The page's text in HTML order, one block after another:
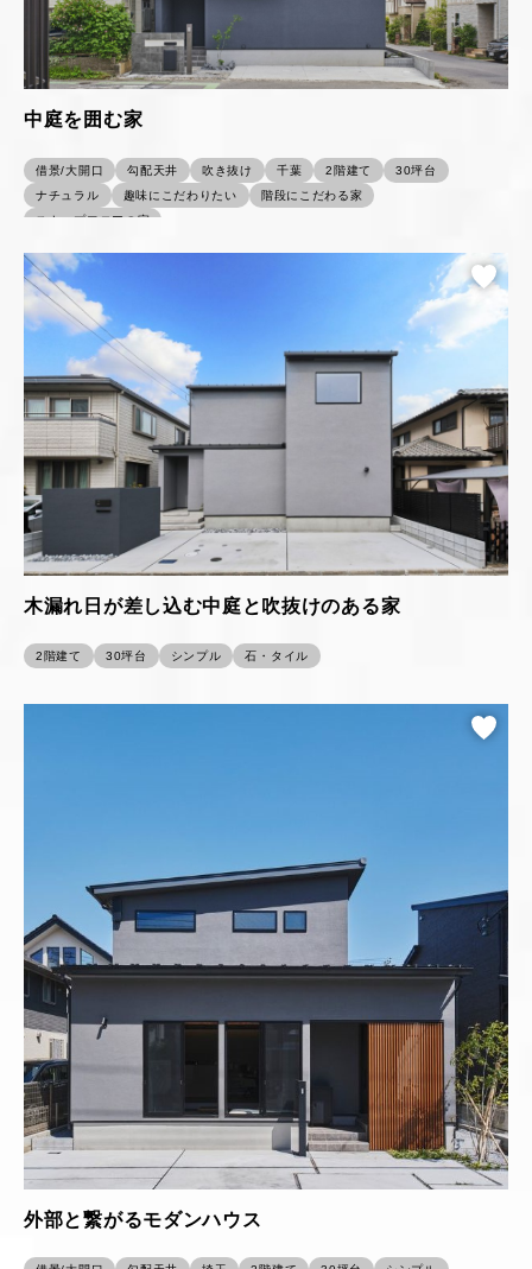
中庭を囲む家
借景/大開口 勾配天井 吹き抜け 千葉 2階建て
30坪台
ナチュラル
趣味にこだわりたい
階段にこだわる家
スキップフロアの家
木漏れ日が差し込む中庭と吹抜けのある家
2階建て 30坪台 シンプル 石・タイル
外部と繋がるモダンハウス